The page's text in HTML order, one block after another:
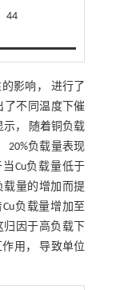
44
影响， 进行了
了不同温度下催
示， 随着铜负载
20%负载量表现
Cu负载量低于
载量的增加而提
负载量增加至
归因于高负载下
作用， 导致单位